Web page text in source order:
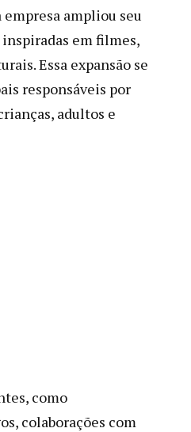
empresa ampliou seu
em filmes,
Essa expansão se
responsáveis por
adultos e
como
colaborações com